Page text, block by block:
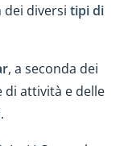
dei diversi tipi di
, a seconda dei
attività e delle